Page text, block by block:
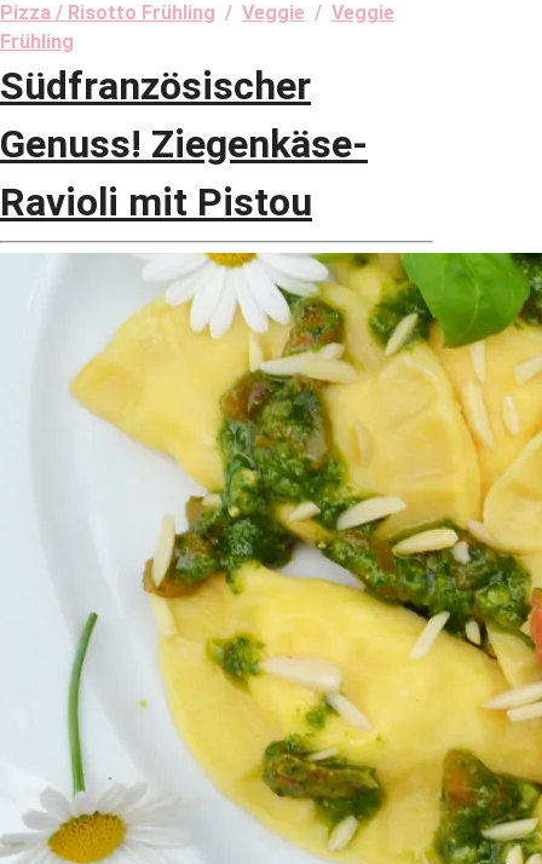
Pizza / Risotto Frühling / Veggie / Veggie
Frühling
Südfranzösischer
Genuss! Ziegenkäse-
Ravioli mit Pistou